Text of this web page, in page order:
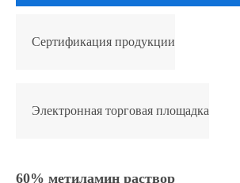
Сертификация продукции
Электронная торговая площадка
60% метиламин раствор